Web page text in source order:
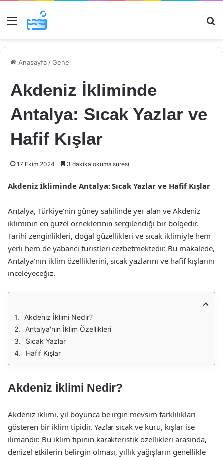
Menü
Anasayfa /Genel
Akdeniz İkliminde
Antalya: Sıcak Yazlar ve
Hafif Kışlar
17 Ekim 2024 3 dakika okuma süresi
Akdeniz İkliminde Antalya: Sıcak Yazlar ve Hafif Kışlar
Antalya, Türkiye’nin güney sahilinde yer alan ve Akdeniz
ikliminin en güzel örneklerinin sergilendiği bir bölgedir.
Tarihi zenginlikleri, doğal güzellikleri ve sıcak iklimiyle hem
yerli hem de yabancı turistleri cezbetmektedir. Bu makalede,
Antalya’nın iklim özelliklerini, sıcak yazlarını ve hafif kışlarını
inceleyeceğiz.
Akdeniz İklimi Nedir?
Antalya'nın İklim Özellikleri
Sıcak Yazlar
Hafif Kışlar
Akdeniz İklimi Nedir?
Akdeniz iklimi, yıl boyunca belirgin mevsim farklılıkları
gösteren bir iklim tipidir. Yazlar sıcak ve kuru, kışlar ise
ılımandır. Bu iklim tipinin karakteristik özellikleri arasında,
denizel etkilerin belirgin olması, yıllık yağışların genellikle